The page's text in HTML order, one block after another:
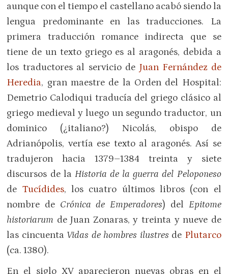
aunque con el tiempo el castellano acabó siendo la
lengua predominante en las traducciones. La
primera traducción romance indirecta que se
tiene de un texto griego es al aragonés, debida a
los traductores al servicio de Juan Fernández de
Heredia, gran maestre de la Orden del Hospital:
Demetrio Calodiqui traducía del griego clásico al
griego medieval y luego un segundo traductor, un
dominico (¿italiano?) Nicolás, obispo de
Adrianópolis, vertía ese texto al aragonés. Así se
tradujeron hacia 1379–1384 treinta y siete
discursos de la Historia de la guerra del Peloponeso
de Tucídides, los cuatro últimos libros (con el
nombre de Crónica de Emperadores) del Epitome
historiarum de Juan Zonaras, y treinta y nueve de
las cincuenta Vidas de hombres ilustres de Plutarco
(ca. 1380).
En el siglo XV aparecieron nuevas obras en el